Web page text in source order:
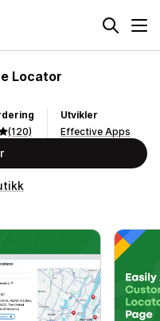
Locator
(120)
Utvikler
Effective Apps